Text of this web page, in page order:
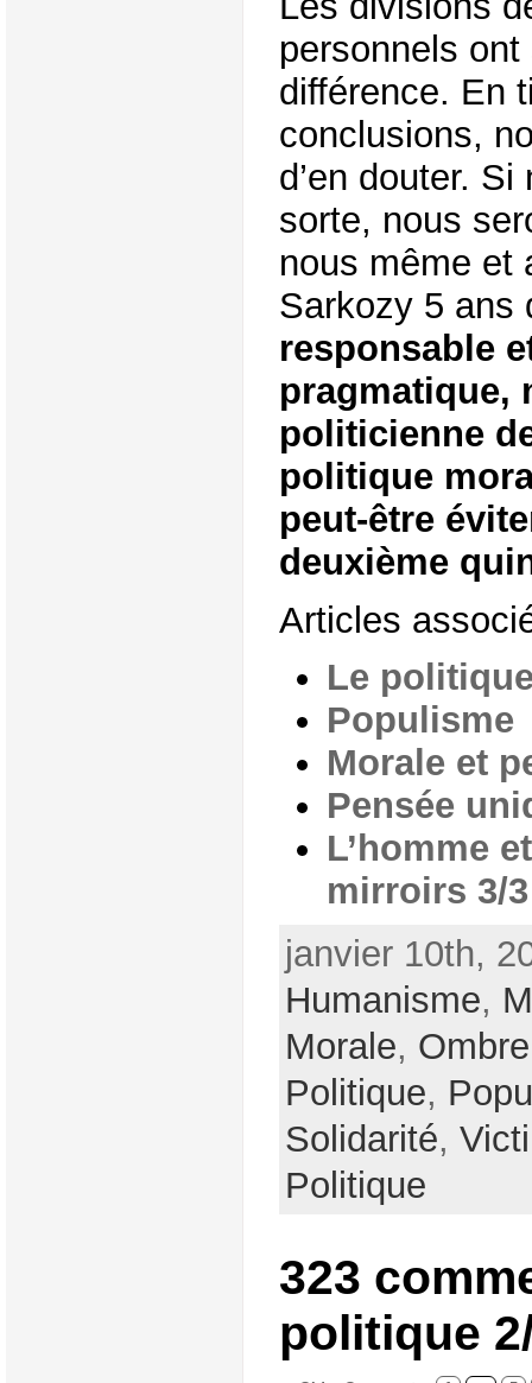
personnels
différence. En
conclusions,
d’en douter.
sorte, nous
nous même et
Sarkozy 5 ans
responsable
pragmatique,
politicienne
politique
peut-être
deuxième
Articles
Le
Populisme
Morale et
Pensée
L’homme
mirroirs 3/3
janvier 10th,
Humanisme,
Morale, Ombre
Politique,
Solidarité,
Politique
323
politique